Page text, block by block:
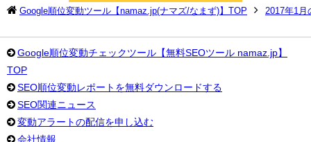
Google順位変動ツール【namaz.jp(ナマズ/なまず)】TOP 2017年1月
Google順位変動チェックツール【無料SEOツール namaz.jp】
TOP
SEO順位変動レポートを無料ダウンロードする
SEO関連ニュース
変動アラートの配信を申し込む
会社情報